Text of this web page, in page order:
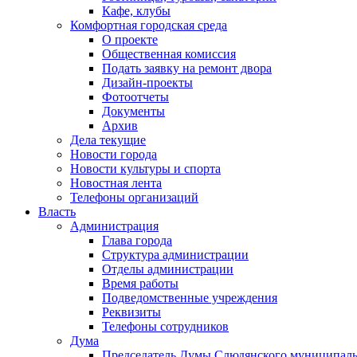
Кафе, клубы
Комфортная городская среда
О проекте
Общественная комиссия
Подать заявку на ремонт двора
Дизайн-проекты
Фотоотчеты
Документы
Архив
Дела текущие
Новости города
Новости культуры и спорта
Новостная лента
Телефоны организаций
Власть
Администрация
Глава города
Структура администрации
Отделы администрации
Время работы
Подведомственные учреждения
Реквизиты
Телефоны сотрудников
Дума